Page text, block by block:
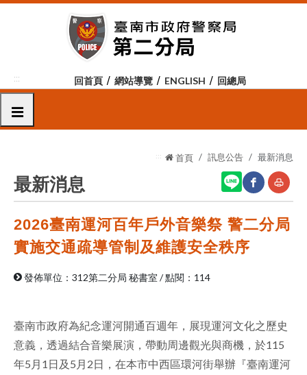
跳
容
塊
::: 回首頁 網站導覽 ENGLISH 回總局
選單
::: 首頁 訊息公告 最新消息
最新消息
網
facebook
友
2026臺南運河百年戶外音樂祭 警二分局
實施交通疏導管制及維護安全秩序
發佈單位：312第二分局 秘書室 /點閱：114
臺南市政府為紀念運河開通百週年，展現運河文化之歷史
意義，透過結合音樂展演，帶動周邊觀光與商機，於115
年5月1日及5月2日，在本市中西區環河街舉辦『臺南運河